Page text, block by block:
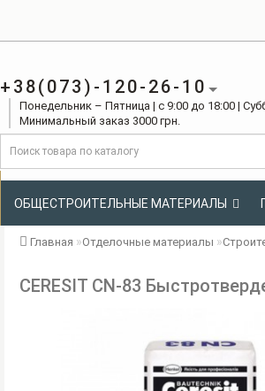
+38(073)-120-26-10
Понедельник – Пятница | с 9:00 до 18:00 |
Минимальный заказ 3000 грн.
ОБЩЕСТРОИТЕЛЬНЫЕ МАТЕРИАЛЫ
Главная Отделочные материалы
CERESIT CN-83